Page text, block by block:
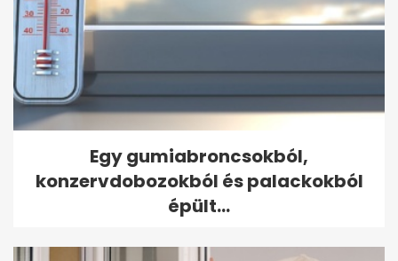
Egy gumiabroncsokból,
konzervdobozokból és palackokból
épült...